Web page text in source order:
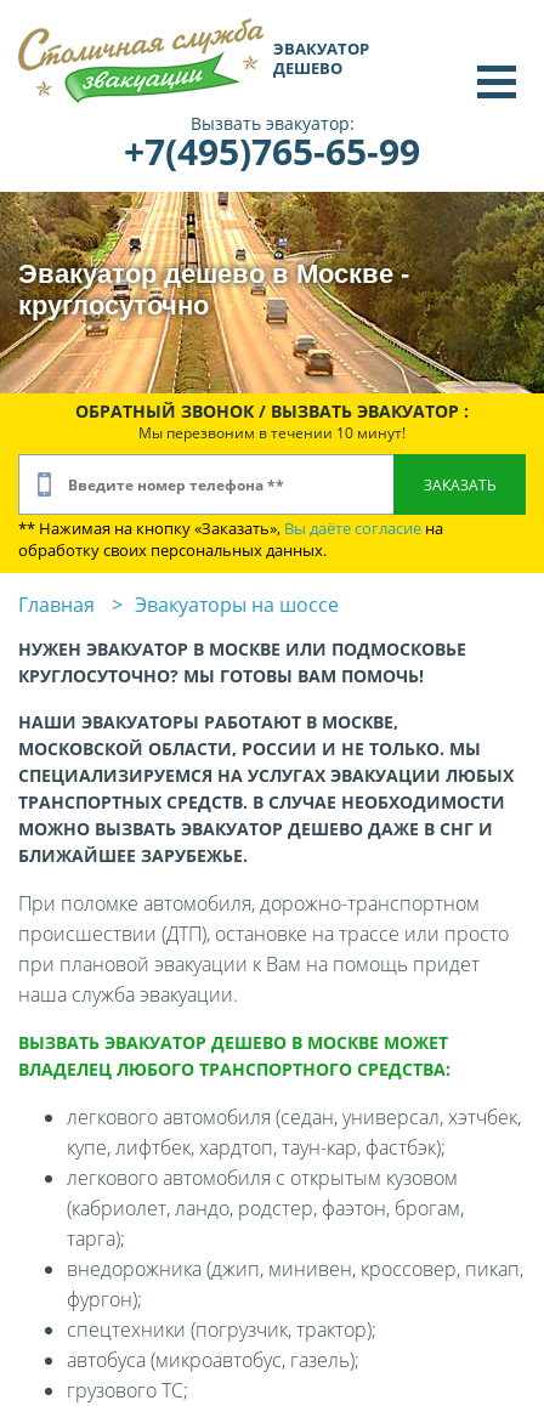
ЭВАКУАТОР
ДЕШЕВО
Вызвать эвакуатор:
+7(495)765-65-99
Эвакуатор дешево в Москве -
круглосуточно
ОБРАТНЫЙ ЗВОНОК / ВЫЗВАТЬ ЭВАКУАТОР :
Мы перезвоним в течении 10 минут!
** Нажимая на кнопку «Заказать», Вы даёте согласие на
обработку своих персональных данных.
Главная Эвакуаторы на шоссе
НУЖЕН ЭВАКУАТОР В МОСКВЕ ИЛИ ПОДМОСКОВЬЕ
КРУГЛОСУТОЧНО? МЫ ГОТОВЫ ВАМ ПОМОЧЬ!
НАШИ ЭВАКУАТОРЫ РАБОТАЮТ В МОСКВЕ,
МОСКОВСКОЙ ОБЛАСТИ, РОССИИ И НЕ ТОЛЬКО. МЫ
СПЕЦИАЛИЗИРУЕМСЯ НА УСЛУГАХ ЭВАКУАЦИИ ЛЮБЫХ
ТРАНСПОРТНЫХ СРЕДСТВ. В СЛУЧАЕ НЕОБХОДИМОСТИ
МОЖНО ВЫЗВАТЬ ЭВАКУАТОР ДЕШЕВО ДАЖЕ В СНГ И
БЛИЖАЙШЕЕ ЗАРУБЕЖЬЕ.
При поломке автомобиля, дорожно-транспортном
происшествии (ДТП), остановке на трассе или просто
при плановой эвакуации к Вам на помощь придет
наша служба эвакуации.
ВЫЗВАТЬ ЭВАКУАТОР ДЕШЕВО В МОСКВЕ МОЖЕТ
ВЛАДЕЛЕЦ ЛЮБОГО ТРАНСПОРТНОГО СРЕДСТВА:
легкового автомобиля (седан, универсал, хэтчбек,
купе, лифтбек, хардтоп, таун-кар, фастбэк);
легкового автомобиля с открытым кузовом
(кабриолет, ландо, родстер, фаэтон, брогам,
тарга);
внедорожника (джип, минивен, кроссовер, пикап,
фургон);
спецтехники (погрузчик, трактор);
автобуса (микроавтобус, газель);
грузового ТС;